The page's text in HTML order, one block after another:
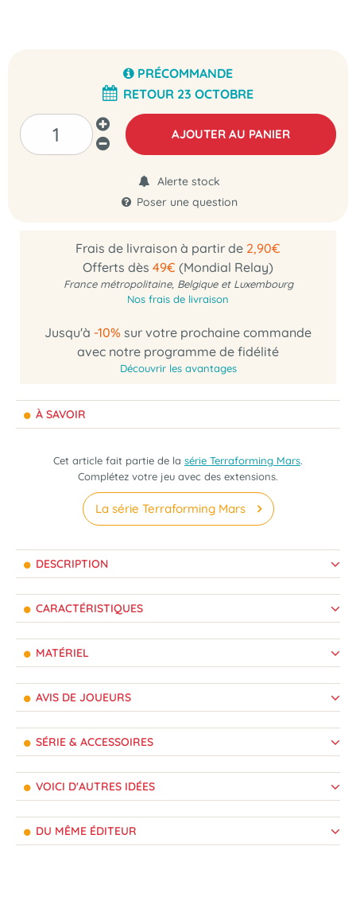
PRÉCOMMANDE
RETOUR 23 OCTOBRE
AJOUTER AU PANIER
Alerte stock
Poser une question
Frais de livraison à partir de 2,90€
Offerts dès 49€ (Mondial Relay)
France métropolitaine, Belgique et Luxembourg
Nos frais de livraison
Jusqu'à -10% sur votre prochaine commande
avec notre programme de fidélité
Découvrir les avantages
À SAVOIR
Cet article fait partie de la série Terraforming Mars.
Complétez votre jeu avec des extensions.
La série Terraforming Mars
DESCRIPTION
CARACTÉRISTIQUES
MATÉRIEL
AVIS DE JOUEURS
SÉRIE & ACCESSOIRES
VOICI D'AUTRES IDÉES
DU MÊME ÉDITEUR